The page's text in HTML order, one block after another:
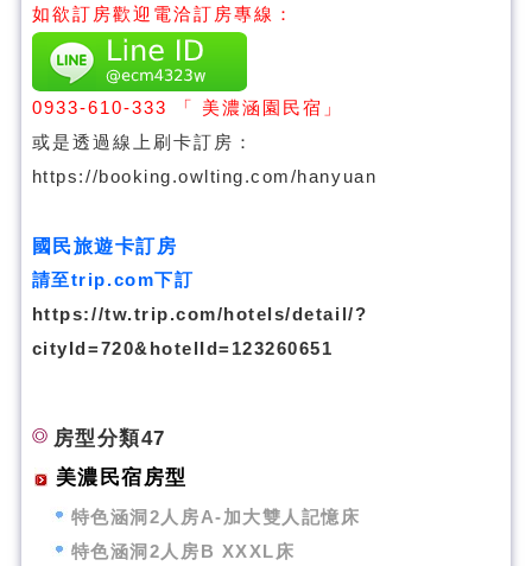
如欲訂房歡迎電洽訂房專線：
0933-610-333
「 美濃涵園民宿」
或是透過線上刷卡訂房：
https://booking.owlting.com/hanyuan
國民旅遊卡訂房
請至trip.com下訂
https://tw.trip.com/hotels/detail/?
cityId=720&hotelId=123260651
房型分類47
美濃民宿房型
特色涵洞2人房A-加大雙人記憶床
特色涵洞2人房B XXXL床